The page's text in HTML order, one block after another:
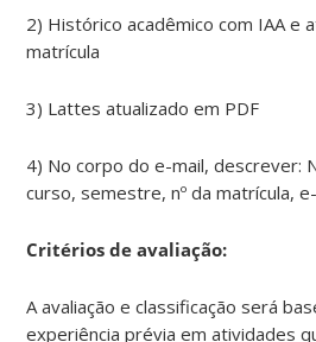
2) Histórico acadêmico com IAA e
matrícula
3) Lattes atualizado em PDF
4) No corpo do e-mail, descrever:
curso, semestre, nº da matrícula,
Critérios de avaliação:
A avaliação e classificação será
experiência prévia em atividades